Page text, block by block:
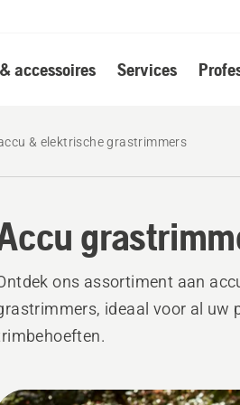
accessoires Services
& elektrische grastrimmers
ons assortiment aan
ideaal voor al uw